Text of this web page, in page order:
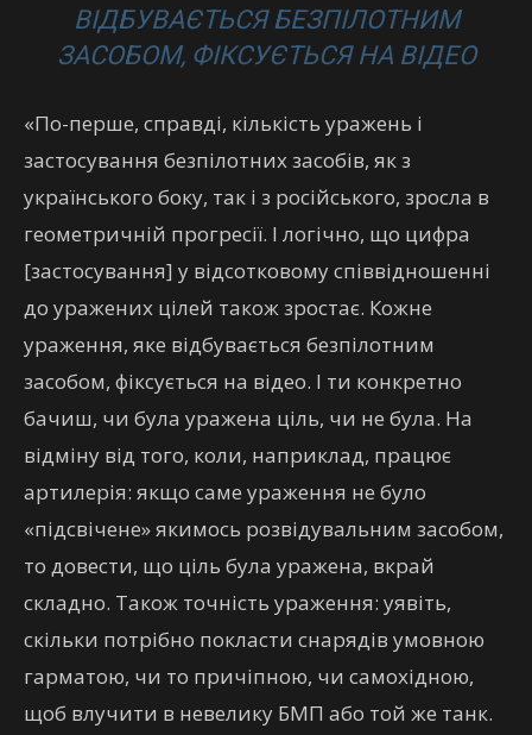
ВІДБУВАЄТЬСЯ БЕЗПІЛОТНИМ
ЗАСОБОМ, ФІКСУЄТЬСЯ НА ВІДЕО
«По-перше, справді, кількість уражень і
застосування безпілотних засобів, як з
українського боку, так і з російського, зросла в
геометричній прогресії. І логічно, що цифра
[застосування] у відсотковому співвідношенні
до уражених цілей також зростає. Кожне
ураження, яке відбувається безпілотним
засобом, фіксується на відео. І ти конкретно
бачиш, чи була уражена ціль, чи не була. На
відміну від того, коли, наприклад, працює
артилерія: якщо саме ураження не було
«підсвічене» якимось розвідувальним засобом,
то довести, що ціль була уражена, вкрай
складно. Також точність ураження: уявіть,
скільки потрібно покласти снарядів умовною
гарматою, чи то причіпною, чи самохідною,
щоб влучити в невелику БМП або той же танк.